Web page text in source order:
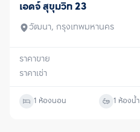
ขาย/เช่า
เอดจ์ สุขุมวิท 23
วัฒนา, กรุงเทพมหานคร
ราคาขาย
ราคาเช่า
1 ห้องนอน 1 ห้องน้ำ